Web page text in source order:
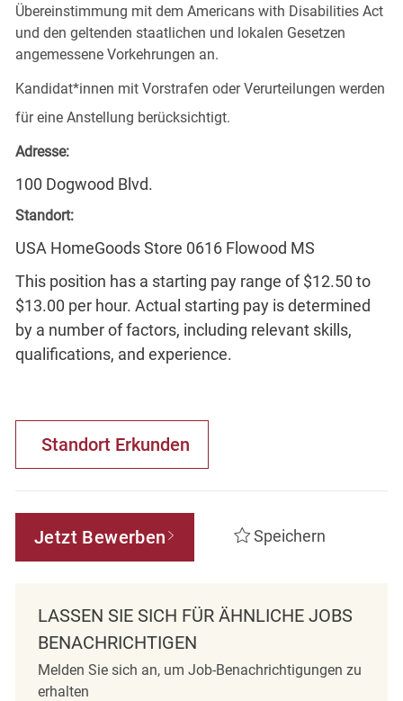
Übereinstimmung mit dem Americans with Disabilities Act
und den geltenden staatlichen und lokalen Gesetzen
angemessene Vorkehrungen an.
Kandidat*innen mit Vorstrafen oder Verurteilungen werden
für eine Anstellung berücksichtigt.
Adresse:
100 Dogwood Blvd.
Standort:
USA HomeGoods Store 0616 Flowood MS
This position has a starting pay range of $12.50 to
$13.00 per hour. Actual starting pay is determined
by a number of factors, including relevant skills,
qualifications, and experience.
Standort Erkunden
Jetzt Bewerben Speichern
LASSEN SIE SICH FÜR ÄHNLICHE JOBS
BENACHRICHTIGEN
Melden Sie sich an, um Job-Benachrichtigungen zu
erhalten